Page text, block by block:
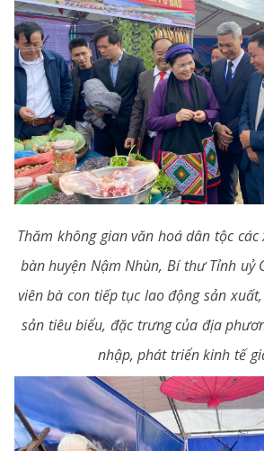
Thăm không gian văn hoá dân tộc
bàn huyện Nậm Nhùn, Bí thư Tỉnh uỷ
viên bà con tiếp tục lao động sản
sản tiêu biểu, đặc trưng của địa
nhập, phát triển kinh tế